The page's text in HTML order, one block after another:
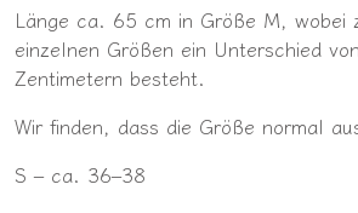
Länge ca. 65 cm in Größe M, wobei
einzelnen Größen ein Unterschied
Zentimetern besteht.
Wir finden, dass die Größe normal
S – ca. 36–38